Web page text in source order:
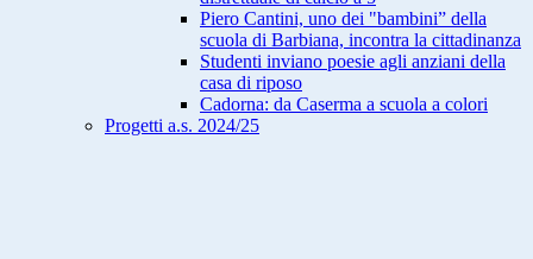
Piero Cantini, uno dei "bambini” della
scuola di Barbiana, incontra la cittadinanza
Studenti inviano poesie agli anziani della
casa di riposo
Cadorna: da Caserma a scuola a colori
Progetti a.s. 2024/25